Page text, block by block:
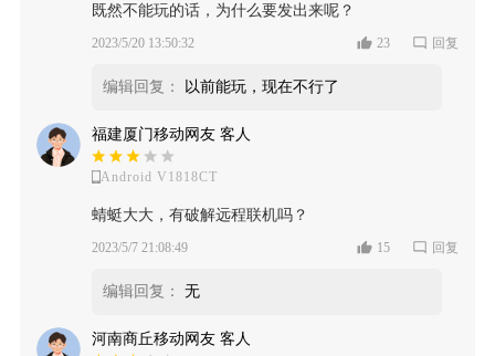
既然不能玩的话，为什么要发出来呢？
2023/5/20 13:50:32 23 回复
编辑回复： 以前能玩，现在不行了
福建厦门移动网友 客人
Android V1818CT
蜻蜓大大，有破解远程联机吗？
2023/5/7 21:08:49 15 回复
编辑回复： 无
河南商丘移动网友 客人